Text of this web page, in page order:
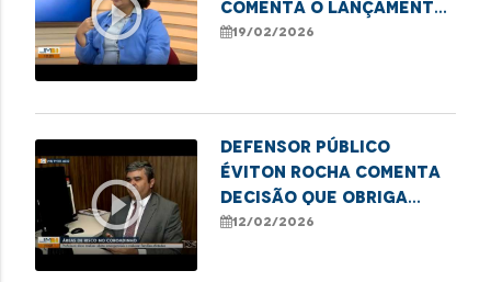
play_circle_outline
comenta o lançamento
do Selo Escola
19/02/2026
play_circle_outline
Defensor público
Éviton Rocha comenta
decisão que obriga
obras emergenciais no
12/02/2026